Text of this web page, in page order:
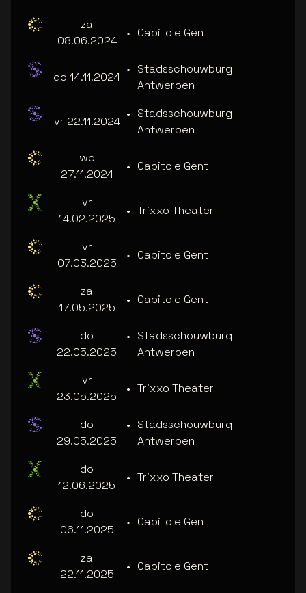
za
08.06.2024
• Capitole Gent
do 14.11.2024
• Stadsschouwburg
Antwerpen
vr 22.11.2024
• Stadsschouwburg
Antwerpen
wo
27.11.2024
• Capitole Gent
vr
14.02.2025
• Trixxo Theater
vr
07.03.2025
• Capitole Gent
za
17.05.2025
• Capitole Gent
do
22.05.2025
• Stadsschouwburg
Antwerpen
vr
23.05.2025
• Trixxo Theater
do
29.05.2025
• Stadsschouwburg
Antwerpen
do
12.06.2025
• Trixxo Theater
do
06.11.2025
• Capitole Gent
za
22.11.2025
• Capitole Gent